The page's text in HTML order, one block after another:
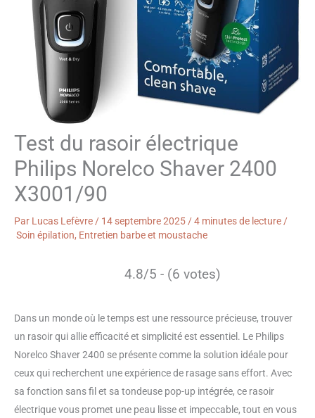
Test du rasoir électrique
Philips Norelco Shaver 2400
X3001/90
Par Lucas Lefèvre/ 14 septembre 2025/4 minutes de lecture/
Soin épilation, Entretien barbe et moustache
4.8/5 - (6 votes)
Dans un monde où le temps est une ressource précieuse, trouver
un rasoir qui allie efficacité et simplicité est essentiel. Le Philips
Norelco Shaver 2400 se présente comme la solution idéale pour
ceux qui recherchent une expérience de rasage sans effort. Avec
sa fonction sans fil et sa tondeuse pop-up intégrée, ce rasoir
électrique vous promet une peau lisse et impeccable, tout en vous